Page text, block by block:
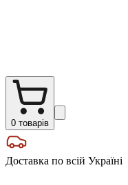
0 товарів
Доставка по всій Україні